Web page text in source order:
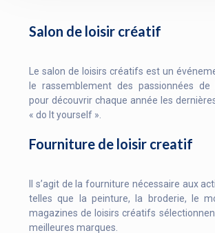
Salon de loisir créatif
Le salon de loisirs créatifs est un
le rassemblement des passionnées de
pour découvrir chaque année les
« do It yourself ».
Fourniture de loisir creatif
Il s’agit de la fourniture nécessaire aux
telles que la peinture, la broderie, le
magazines de loisirs créatifs
meilleures marques.